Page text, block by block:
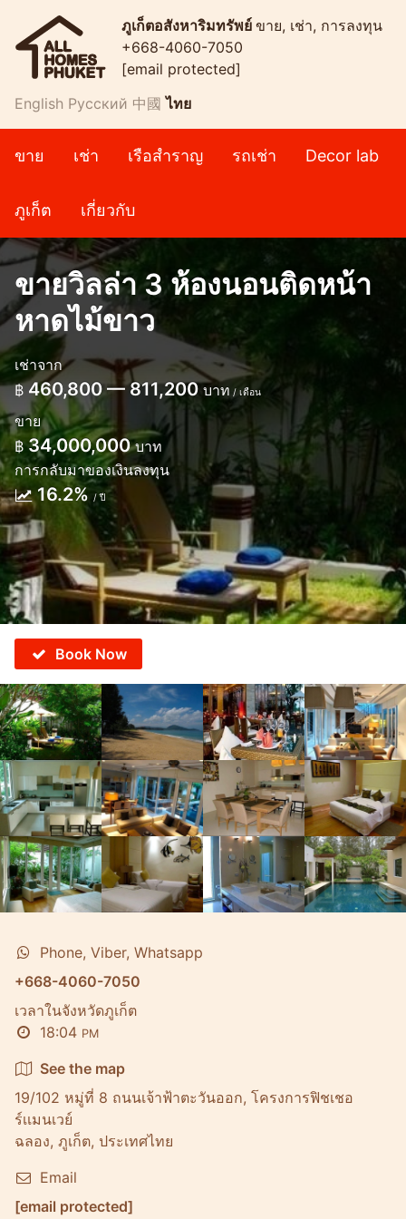
ภูเก็ตอสังหาริมทรัพย์ ขาย, เช่า, การลงทุน
+668-4060-7050
[email protected]
English Русский 中國 ไทย
ขาย เช่า เรือสำราญ รถเช่า Decor lab
ภูเก็ต เกี่ยวกับ
ขายวิลล่า 3 ห้องนอนติดหน้า
หาดไม้ขาว
เช่าจาก
฿ 460,800 — 811,200บาท / เดือน
ขาย
฿ 34,000,000บาท
การกลับมาของเงินลงทุน
16.2%/ ปี
Book Now
Phone, Viber, Whatsapp
+668-4060-7050
เวลาในจังหวัดภูเก็ต
18:04 PM
See the map
19/102 หมู่ที่ 8 ถนนเจ้าฟ้าตะวันออก, โครงการฟิชเชอ
ร์เเมนเวย์
ฉลอง, ภูเก็ต, ประเทศไทย
Email
[email protected]